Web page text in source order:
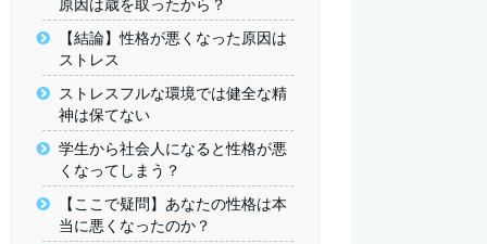
原因は歳を取ったから？
【結論】性格が悪くなった原因は
ストレス
ストレスフルな環境では健全な精
神は保てない
学生から社会人になると性格が悪
くなってしまう？
【ここで疑問】あなたの性格は本
当に悪くなったのか？